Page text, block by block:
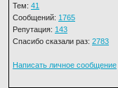
Тем: 41
Сообщений: 1765
Репутация: 143
Спасибо сказали раз: 2783
Написать личное сообщение